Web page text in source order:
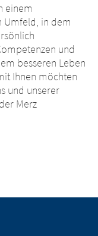
einem
Umfeld, in dem
und
besseren Leben
Ihnen möchten
und unserer
Merz